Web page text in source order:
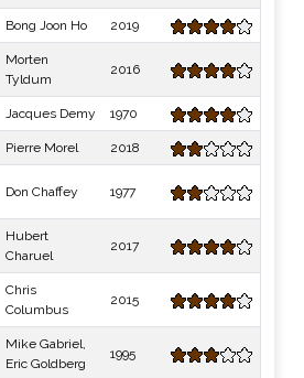
Bong Joon Ho 2019
Morten
Tyldum
2016
Jacques Demy 1970
Pierre Morel 2018
Don Chaffey 1977
Hubert
Charuel
2017
Chris
Columbus
2015
Mike Gabriel,
Eric Goldberg
1995